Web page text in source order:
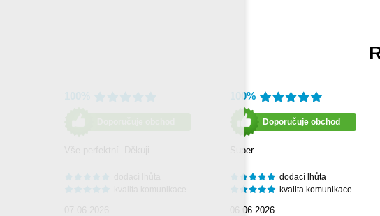
100%
Doporučuje obchod
Super
dodací lhůta
kvalita komunikace
06.06.2026